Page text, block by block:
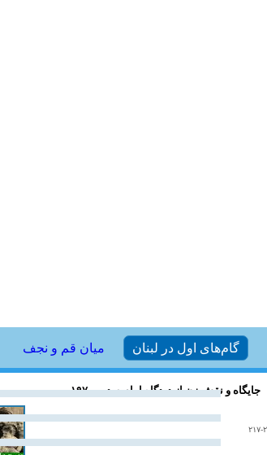
میان قم و نجف گام‌های اول در لبنان
۱۹۷۰ - جايگاه و نقش زن از ديدگاه امام صدر